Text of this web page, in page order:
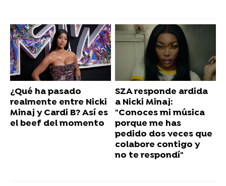
¿Qué ha pasado
realmente entre Nicki
Minaj y Cardi B? Así es
el beef del momento
SZA responde ardida
a Nicki Minaj:
"Conoces mi música
porque me has
pedido dos veces que
colabore contigo y
no te respondí"